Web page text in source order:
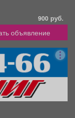
900 руб.
объявление